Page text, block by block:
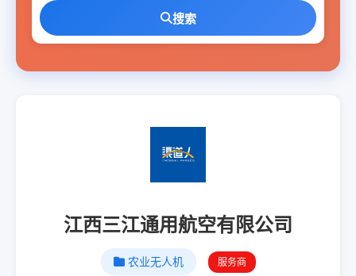
搜索
江西三江通用航空有限公司
农业无人机 服务商